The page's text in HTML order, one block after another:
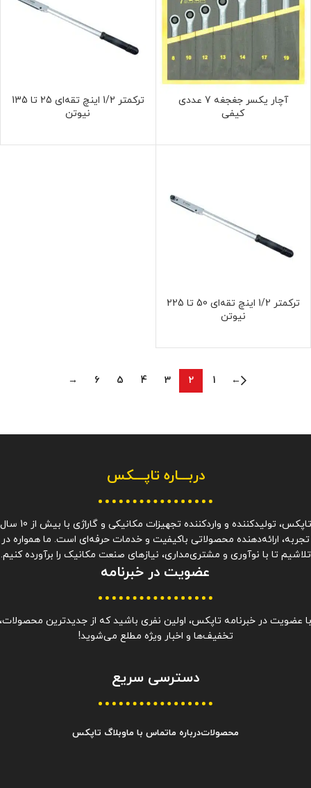
آچار یکسر جغجغه 7 عددی
کیفی
ترکمتر 1/2 اینچ تقه‌ای 25 تا 135
نیوتن
ترکمتر 1/2 اینچ تقه‌ای 50 تا 225
نیوتن
←
1
2
3
4
5
6
→
دربـــارهتاپـــکس
تاپکس، تولیدکننده و واردکننده تجهیزات مکانیکی و گاراژی با بیش از 10 سال
تجربه، ارائه‌دهنده محصولاتی باکیفیت و خدمات حرفه‌ای است. ما همواره در
تلاشیم تا با نوآوری و مشتری‌مداری، نیازهای صنعت مکانیک را برآورده کنیم.
عضویت در خبرنامه
با عضویت در خبرنامه تاپکس، اولین نفری باشید که از جدیدترین محصولات،
تخفیف‌ها و اخبار ویژه مطلع می‌شوید!
دسترسی سریع
محصولاتدرباره ماتماس با ماوبلاگ تاپکس